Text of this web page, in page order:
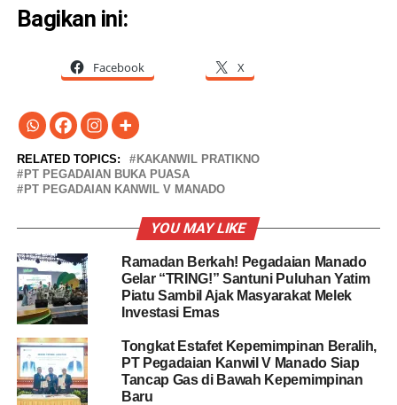
Bagikan ini:
Facebook X
RELATED TOPICS:
KAKANWIL PRATIKNO
PT PEGADAIAN BUKA PUASA
PT PEGADAIAN KANWIL V MANADO
YOU MAY LIKE
Ramadan Berkah! Pegadaian Manado
Gelar “TRING!” Santuni Puluhan Yatim
Piatu Sambil Ajak Masyarakat Melek
Investasi Emas
Tongkat Estafet Kepemimpinan Beralih,
PT Pegadaian Kanwil V Manado Siap
Tancap Gas di Bawah Kepemimpinan
Baru